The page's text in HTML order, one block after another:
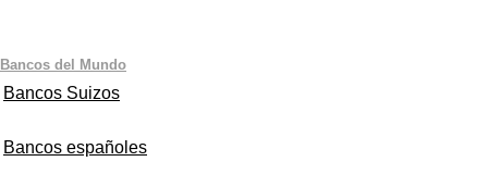
Bancos del Mundo
Bancos Suizos
Bancos españoles